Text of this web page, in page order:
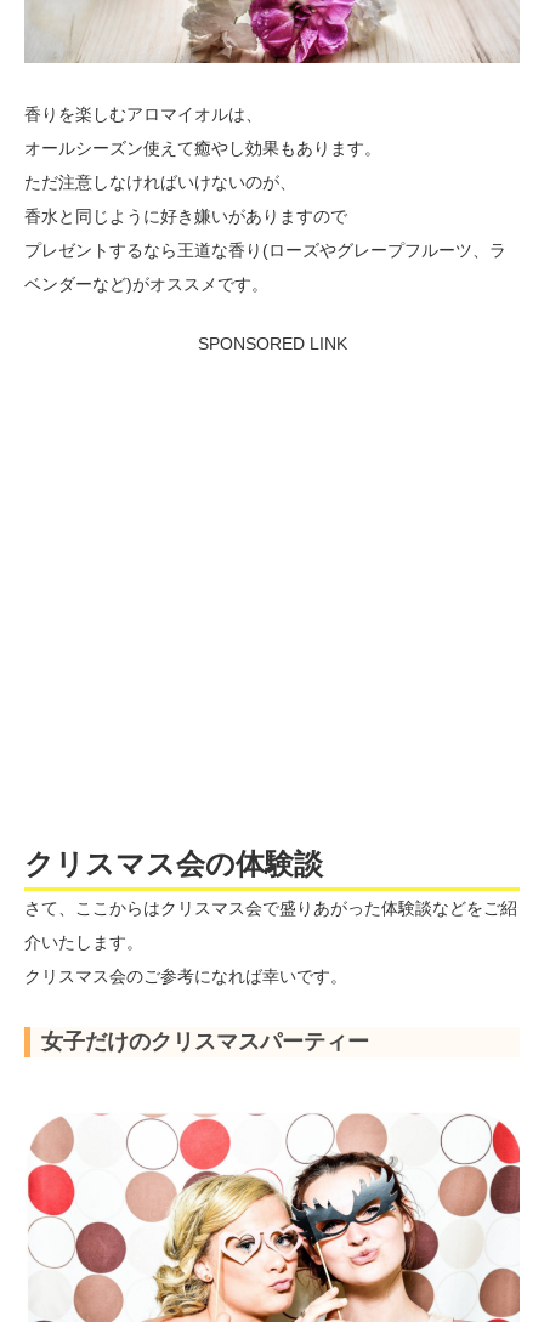
香りを楽しむアロマイオルは、
オールシーズン使えて癒やし効果もあります。
ただ注意しなければいけないのが、
香水と同じように好き嫌いがありますので
プレゼントするなら王道な香り(ローズやグレープフルーツ、ラ
ベンダーなど)がオススメです。
SPONSORED LINK
クリスマス会の体験談
さて、ここからはクリスマス会で盛りあがった体験談などをご紹
介いたします。
クリスマス会のご参考になれば幸いです。
女子だけのクリスマスパーティー